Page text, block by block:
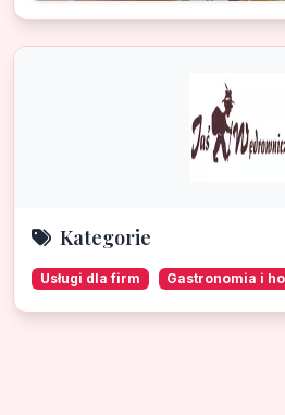
Kategorie
Usługi dla firm Gastronomia i